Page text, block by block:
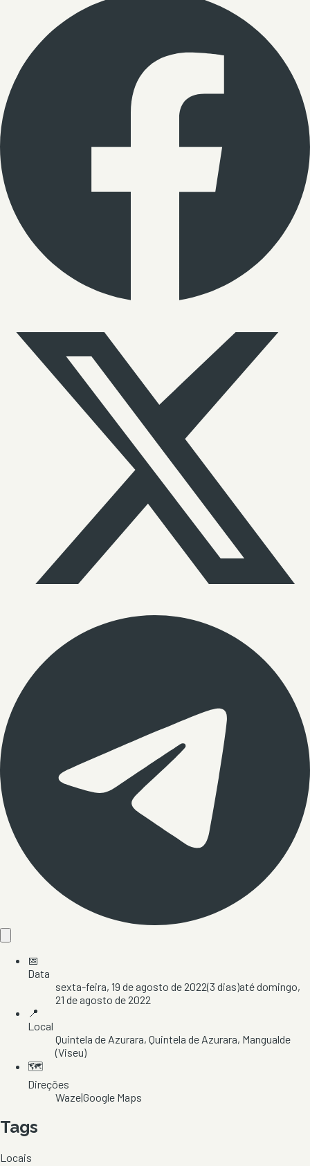
📅
Data
sexta-feira, 19 de agosto de 2022(3 dias)atédomingo,
21 de agosto de 2022
📍
Local
Quintela de Azurara, Quintela de Azurara, Mangualde
(Viseu)
🗺️
Direções
Waze|Google Maps
Tags
Locais